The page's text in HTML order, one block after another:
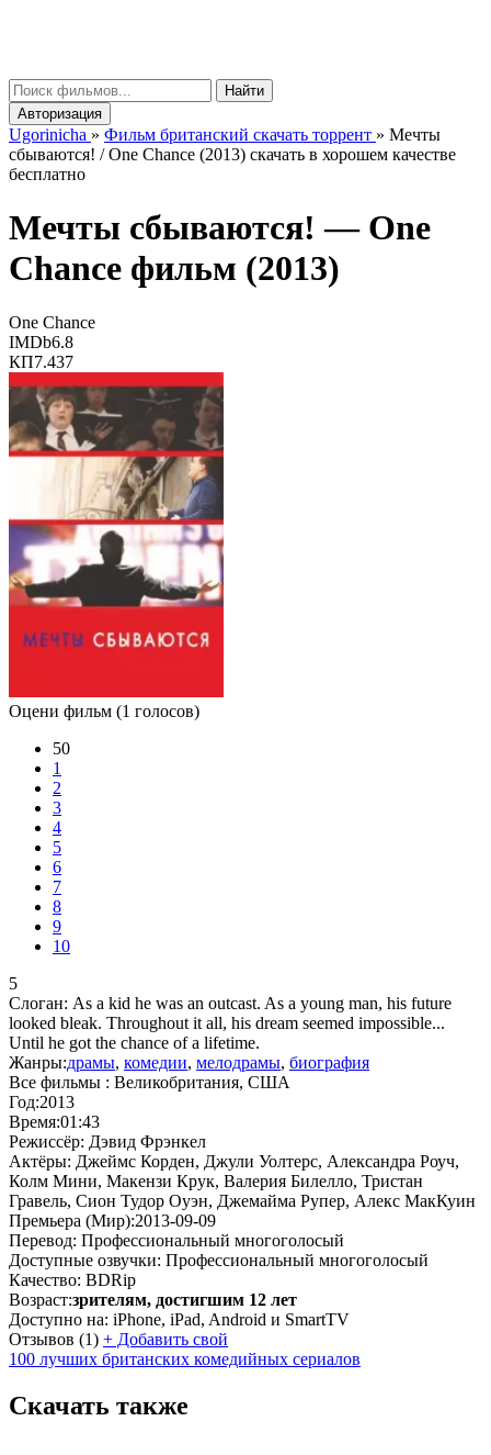
Найти
Авторизация
Ugorinicha » Фильм британский скачать торрент » Мечты
сбываются! / One Chance (2013) скачать в хорошем качестве
бесплатно
Мечты сбываются! — One
Chance фильм (2013)
One Chance
IMDb6.8
КП7.437
Оцени фильм (1 голосов)
50
1
2
3
4
5
6
7
8
9
10
5
Слоган: As a kid he was an outcast. As a young man, his future
looked bleak. Throughout it all, his dream seemed impossible...
Until he got the chance of a lifetime.
Жанры:драмы, комедии, мелодрамы, биография
Все фильмы : Великобритания, США
Год:2013
Время:01:43
Режиссёр: Дэвид Фрэнкел
Актёры: Джеймс Корден, Джули Уолтерс, Александра Роуч,
Колм Мини, Макензи Крук, Валерия Билелло, Тристан
Гравель, Сион Тудор Оуэн, Джемайма Рупер, Алекс МакКуин
Премьера (Мир):2013-09-09
Перевод: Профессиональный многоголосый
Доступные озвучки: Профессиональный многоголосый
Качество: BDRip
Возраст:зрителям, достигшим 12 лет
Доступно на: iPhone, iPad, Android и SmartTV
Отзывов (1) + Добавить свой
100 лучших британских комедийных сериалов
Скачать также